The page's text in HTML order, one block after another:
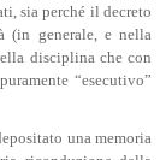
sia perché il decreto
(in generale, e nella
disciplina che con
“esecutivo”
una memoria